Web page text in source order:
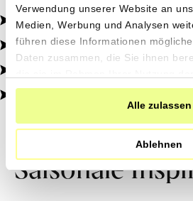
Verwendung unserer Website an
Medien, Werbung und Analysen
führen diese Informationen
Daten zusammen, die Sie ihnen
haben.
Alle zulassen
Ablehnen
Pestizidfrei angebaut,
Natürliche Zutaten, echter
Von kleinen Höfen, direkt zu
100% transparent, 0%
Saisonale